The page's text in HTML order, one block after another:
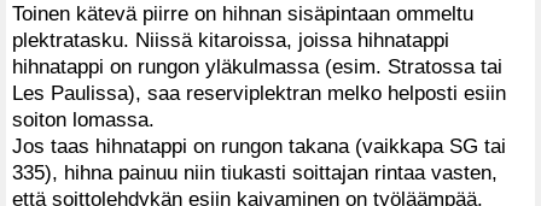
Toinen kätevä piirre on hihnan sisäpintaan ommeltu
plektratasku. Niissä kitaroissa, joissa hihnatappi
hihnatappi on rungon yläkulmassa (esim. Stratossa tai
Les Paulissa), saa reserviplektran melko helposti esiin
soiton lomassa.
Jos taas hihnatappi on rungon takana (vaikkapa SG tai
335), hihna painuu niin tiukasti soittajan rintaa vasten,
että soittolehdykän esiin kaivaminen on työläämpää.